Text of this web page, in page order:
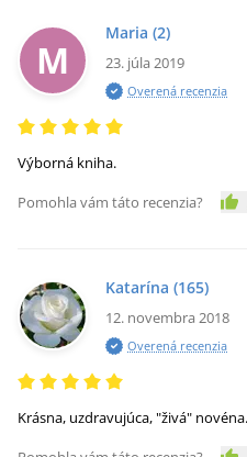
M
Maria (2)
23. júla 2019
Overená recenzia
Výborná kniha.
Pomohla vám táto recenzia?
Katarína (165)
12. novembra 2018
Overená recenzia
Krásna, uzdravujúca, "živá"